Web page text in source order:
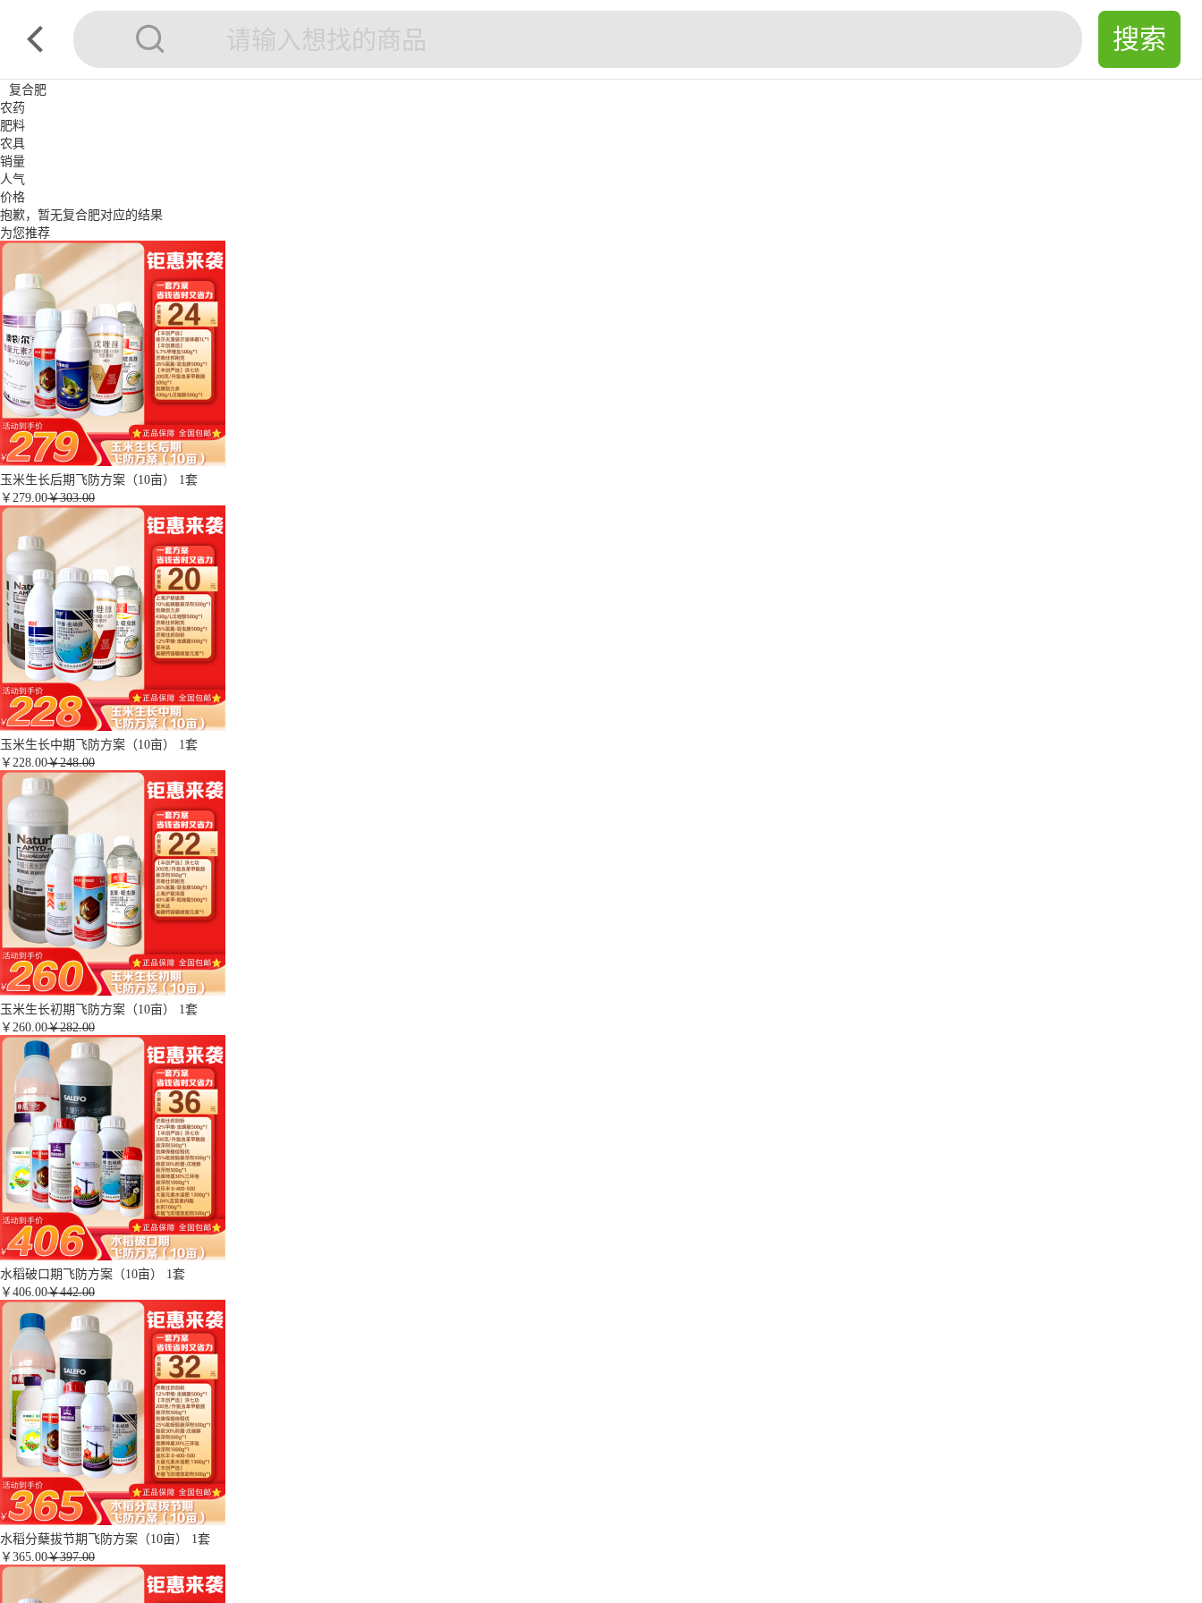
复合肥
农药
肥料
农具
销量
人气
价格
抱歉，暂无复合肥对应的结果
为您推荐
玉米生长后期飞防方案（10亩） 1套
￥ 279.00￥303.00
玉米生长中期飞防方案（10亩） 1套
￥ 228.00￥248.00
玉米生长初期飞防方案（10亩） 1套
￥ 260.00￥282.00
水稻破口期飞防方案（10亩） 1套
￥ 406.00￥442.00
水稻分蘖拔节期飞防方案（10亩） 1套
￥ 365.00￥397.00